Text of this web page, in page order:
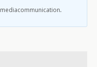
mediacommunication.